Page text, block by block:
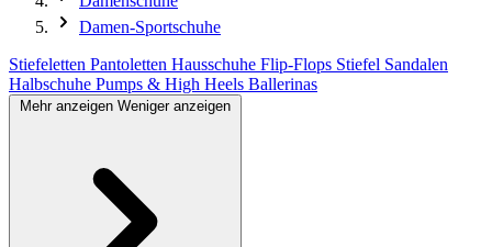
Damen-Sportschuhe
Stiefeletten Pantoletten Hausschuhe Flip-Flops Stiefel Sandalen
Halbschuhe Pumps & High Heels Ballerinas
Mehr anzeigen Weniger anzeigen